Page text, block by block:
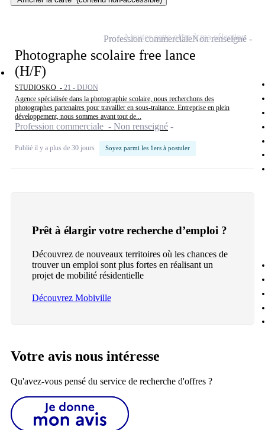
Photographe scolaire free lance
(H/F)
STUDIOSKO - 21 - DIJON
Agence spécialisée dans la photographie scolaire, nous recherchons des
photographes partenaires pour travailler en sous-traitance. Entreprise en plein
développement, nous sommes avant tout de...
Profession commerciale - Non renseigné
Publié il y a plus de 30 jours Soyez parmi les 1ers à postuler
Profession commercialeNon renseigné
Ajouter cette offre à ma sélection
Prêt à élargir votre recherche d’emploi ?
Découvrez de nouveaux territoires où les chances de
trouver un emploi sont plus fortes en réalisant un
projet de mobilité résidentielle
Découvrez Mobiville
Votre avis nous intéresse
Qu'avez-vous pensé du service de recherche d'offres ?